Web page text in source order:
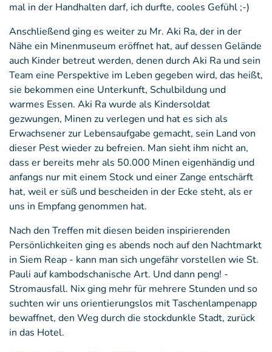
mal in der Handhalten darf, ich durfte, cooles Gefühl ;-)
Anschließend ging es weiter zu Mr. Aki Ra, der in der
Nähe ein Minenmuseum eröffnet hat, auf dessen Gelände
auch Kinder betreut werden, denen durch Aki Ra und sein
Team eine Perspektive im Leben gegeben wird, das heißt,
sie bekommen eine Unterkunft, Schulbildung und
warmes Essen. Aki Ra wurde als Kindersoldat
gezwungen, Minen zu verlegen und hat es sich als
Erwachsener zur Lebensaufgabe gemacht, sein Land von
dieser Pest wieder zu befreien. Man sieht ihm nicht an,
dass er bereits mehr als 50.000 Minen eigenhändig und
anfangs nur mit einem Stock und einer Zange entschärft
hat, weil er süß und bescheiden in der Ecke steht, als er
uns in Empfang genommen hat.
Nach den Treffen mit diesen beiden inspirierenden
Persönlichkeiten ging es abends noch auf den Nachtmarkt
in Siem Reap - kann man sich ungefähr vorstellen wie St.
Pauli auf kambodschanische Art. Und dann peng! -
Stromausfall. Nix ging mehr für mehrere Stunden und so
suchten wir uns orientierungslos mit Taschenlampenapp
bewaffnet, den Weg durch die stockdunkle Stadt, zurück
in das Hotel.